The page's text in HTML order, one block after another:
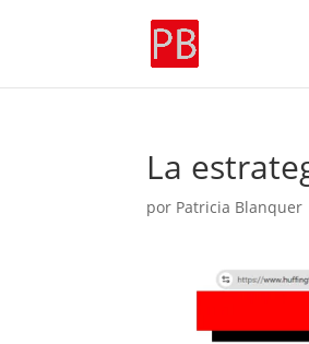
La
por Patricia Blanquer